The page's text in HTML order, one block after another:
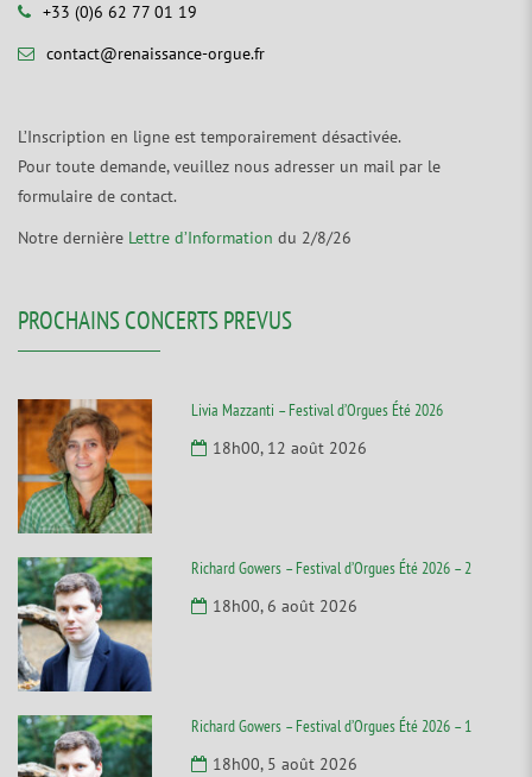
+33 (0)6 62 77 01 19
contact@renaissance-orgue.fr
L’Inscription en ligne est temporairement désactivée.
Pour toute demande, veuillez nous adresser un mail par le
formulaire de contact.
Notre dernière Lettre d’Information du 2/8/26
PROCHAINS CONCERTS PREVUS
Livia Mazzanti – Festival d’Orgues Été 2026
18h00, 12 août 2026
Richard Gowers – Festival d’Orgues Été 2026 – 2
18h00, 6 août 2026
Richard Gowers – Festival d’Orgues Été 2026 – 1
18h00, 5 août 2026